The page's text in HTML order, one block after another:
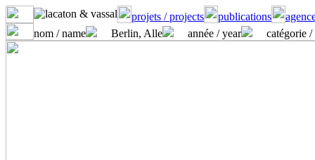
projets / projects publications
nom / name
Berlin, Alle année / year catégorie /